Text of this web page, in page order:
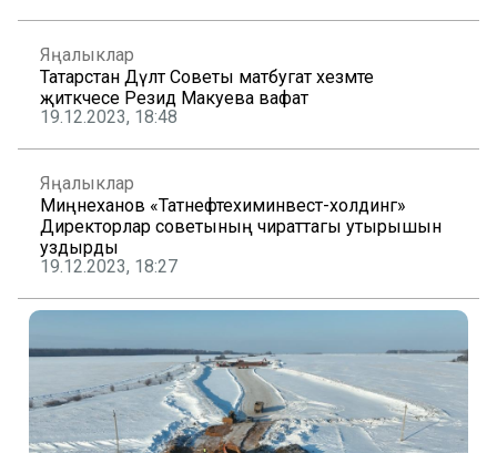
Яңалыклар
Татарстан Дәүләт Советы матбугат хезмәте
җитәкчесе Резидә Макуева вафат
19.12.2023, 18:48
Яңалыклар
Миңнеханов «Татнефтехиминвест-холдинг»
Директорлар советының чираттагы утырышын
уздырды
19.12.2023, 18:27